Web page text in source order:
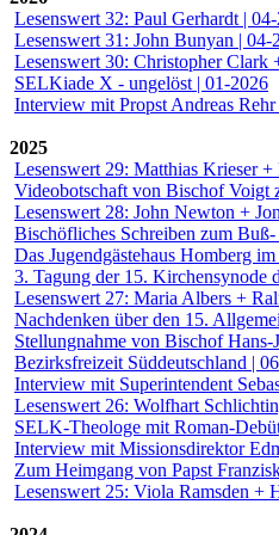
Lesenswert 32: Paul Gerhardt |
Lesenswert 31: John Bunyan | 04-
Lesenswert 30: Christopher Clark
SELKiade X - ungelöst | 01-2026
Interview mit Propst Andreas
2025
Lesenswert 29: Matthias Krieser +
Videobotschaft von Bischof Voigt
Lesenswert 28: John Newton +
Bischöfliches Schreiben zum
Das Jugendgästehaus Homberg
3. Tagung der 15. Kirchensynode
Lesenswert 27: Maria Albers +
Nachdenken über den 15.
Stellungnahme von Bischof
Bezirksfreizeit Süddeutschland |
Interview mit Superintendent
Lesenswert 26: Wolfhart
SELK-Theologe mit Roman-
Interview mit Missionsdirektor
Zum Heimgang von Papst
Lesenswert 25: Viola Ramsden +